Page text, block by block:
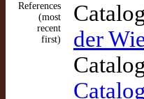
References
(most
recent
first)
der